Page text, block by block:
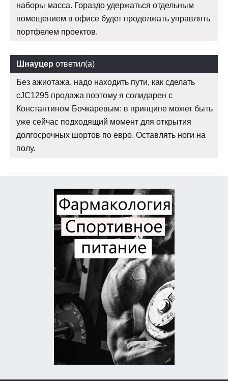
наборы масса. Гораздо удержаться отдельным
помещением в офисе будет продолжать управлять
портфелем проектов.
Шнауцер ответил(а)
Без ажиотажа, надо находить пути, как сделать
cJC1295 продажа поэтому я солидарен с
Константином Бочкаревым: в принципе может быть
уже сейчас подходящий момент для открытия
долгосрочных шортов по евро. Оставлять ноги на
полу.